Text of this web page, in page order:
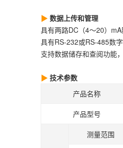
数据上传和管理
具有两路DC（4～20）
具有RS-232或RS-485数
支持数据储存和查阅功能
技术参数
产品名称
产品型号
测量范围